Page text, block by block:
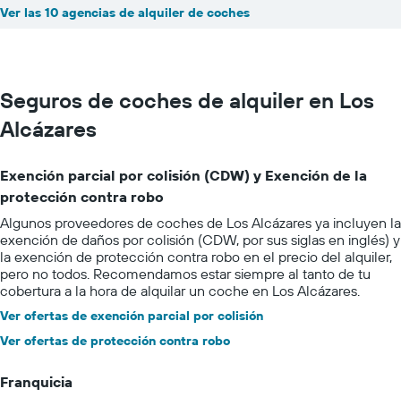
Ver las 10 agencias de alquiler de coches
Seguros de coches de alquiler en Los
Alcázares
Exención parcial por colisión (CDW) y Exención de la
protección contra robo
Algunos proveedores de coches de Los Alcázares ya incluyen la
exención de daños por colisión (CDW, por sus siglas en inglés) y
la exención de protección contra robo en el precio del alquiler,
pero no todos. Recomendamos estar siempre al tanto de tu
cobertura a la hora de alquilar un coche en Los Alcázares.
Ver ofertas de exención parcial por colisión
Ver ofertas de protección contra robo
Franquicia